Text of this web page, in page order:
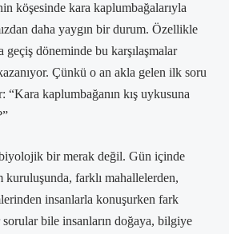
köşesinde kara kaplumbağalarıyla
daha yaygın bir durum. Özellikle
geçiş döneminde bu karşılaşmalar
Çünkü o an akla gelen ilk soru
“Kara kaplumbağanın kış uykusuna
bir merak değil. Gün içinde
kuruluşunda, farklı mahallelerden,
insanlarla konuşurken fark
bile insanların doğaya, bilgiye